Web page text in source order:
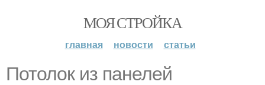
МОЯ СТРОЙКА
главная новости статьи
Потолок из панелей